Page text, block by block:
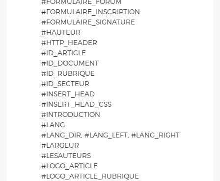
#FORMULAIRE_FORUM
#FORMULAIRE_INSCRIPTION
#FORMULAIRE_SIGNATURE
#HAUTEUR
#HTTP_HEADER
#ID_ARTICLE
#ID_DOCUMENT
#ID_RUBRIQUE
#ID_SECTEUR
#INSERT_HEAD
#INSERT_HEAD_CSS
#INTRODUCTION
#LANG
#LANG_DIR, #LANG_LEFT, #LANG_RIGHT
#LARGEUR
#LESAUTEURS
#LOGO_ARTICLE
#LOGO_ARTICLE_RUBRIQUE